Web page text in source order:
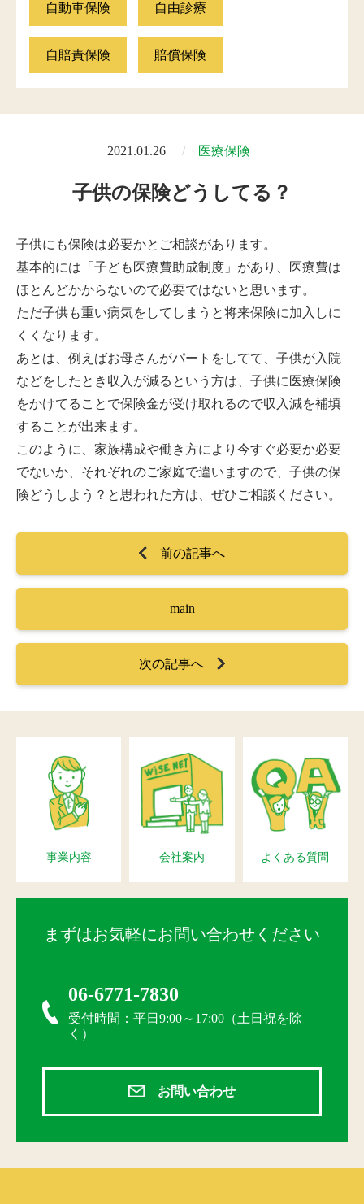
自動車保険 自由診療
自賠責保険 賠償保険
2021.01.26 医療保険
子供の保険どうしてる？
子供にも保険は必要かとご相談があります。
基本的には「子ども医療費助成制度」があり、医療費は
ほとんどかからないので必要ではないと思います。
ただ子供も重い病気をしてしまうと将来保険に加入しに
くくなります。
あとは、例えばお母さんがパートをしてて、子供が入院
などをしたとき収入が減るという方は、子供に医療保険
をかけてることで保険金が受け取れるので収入減を補填
することが出来ます。
このように、家族構成や働き方により今すぐ必要か必要
でないか、それぞれのご家庭で違いますので、子供の保
険どうしよう？と思われた方は、ぜひご相談ください。
前の記事へ
main
次の記事へ
事業内容 会社案内 よくある質問
まずはお気軽にお問い合わせください
06-6771-7830
受付時間：平日9:00～17:00（土日祝を除
く）
お問い合わせ